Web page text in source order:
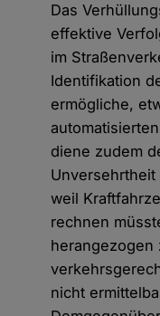
Das
effektive
im
Identifikation
ermögliche,
diene zudem
weil
rechnen
nicht